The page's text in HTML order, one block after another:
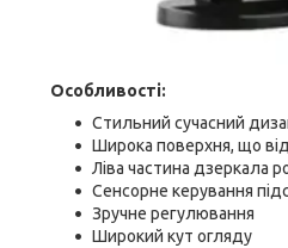
Особливості:
Стильний сучасний
Широка поверхня, що
Ліва частина дзеркала
Сенсорне керування
Зручне регулювання
Широкий кут огляду